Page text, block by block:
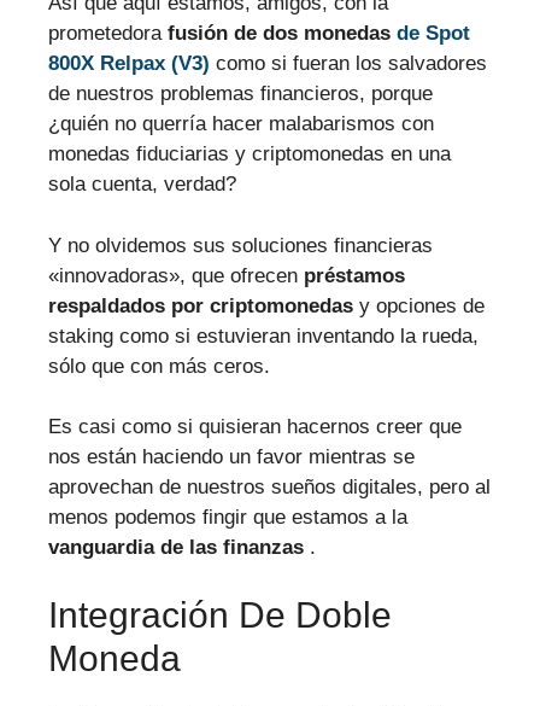
prometedora fusión de dos monedas de Spot
800X Relpax (V3) como si fueran los salvadores
de nuestros problemas financieros, porque
¿quién no querría hacer malabarismos con
monedas fiduciarias y criptomonedas en una
sola cuenta, verdad?
Y no olvidemos sus soluciones financieras
«innovadoras», que ofrecen préstamos
respaldados por criptomonedas y opciones de
staking como si estuvieran inventando la rueda,
sólo que con más ceros.
Es casi como si quisieran hacernos creer que
nos están haciendo un favor mientras se
aprovechan de nuestros sueños digitales, pero al
menos podemos fingir que estamos a la
vanguardia de las finanzas .
Integración De Doble
Moneda